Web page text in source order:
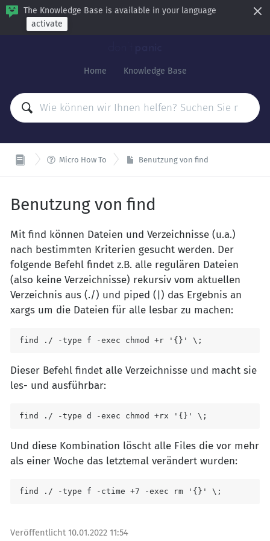
The Knowledge Base is available in your language
activate
Home Knowledge Base
 Micro How To Benutzung von find
Benutzung von find
Mit find können Dateien und Verzeichnisse (u.a.)
nach bestimmten Kriterien gesucht werden. Der
folgende Befehl findet z.B. alle regulären Dateien
(also keine Verzeichnisse) rekursiv vom aktuellen
Verzeichnis aus (./) und piped (|) das Ergebnis an
xargs um die Dateien für alle lesbar zu machen:
find ./ -type f -exec chmod +r '{}' \;
Dieser Befehl findet alle Verzeichnisse und macht sie
les- und ausführbar:
find ./ -type d -exec chmod +rx '{}' \;
Und diese Kombination löscht alle Files die vor mehr
als einer Woche das letztemal verändert wurden:
find ./ -type f -ctime +7 -exec rm '{}' \;
Veröffentlicht 10.01.2022 11:54